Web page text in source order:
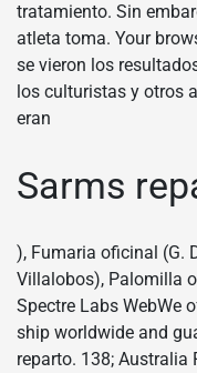
tratamiento. Sin
atleta toma. Your
se vieron los
los culturistas y otros
eran
Sarms
), Fumaria oficinal (G.
Villalobos), Palomilla
Spectre Labs WebWe
ship worldwide and
reparto. 138; Australia